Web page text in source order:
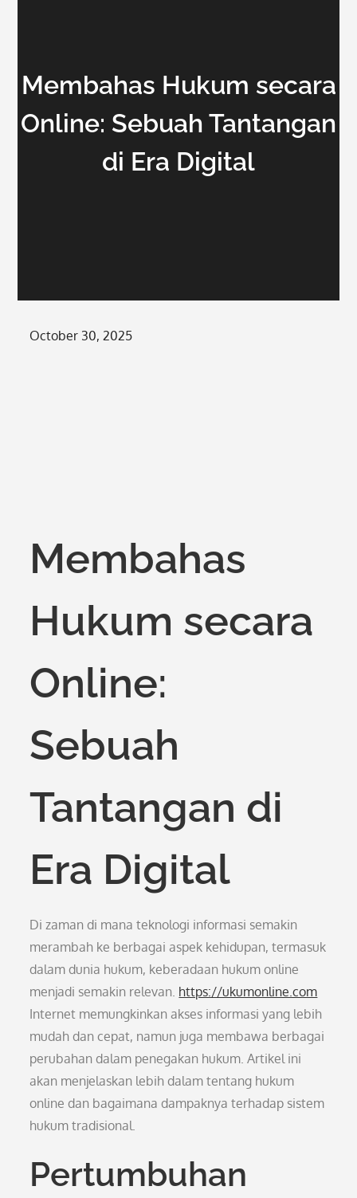
Membahas Hukum secara
Online: Sebuah Tantangan
di Era Digital
Posted
October 30, 2025
Membahas
Hukum secara
Online:
Sebuah
Tantangan di
Era Digital
Di zaman di mana teknologi informasi semakin
merambah ke berbagai aspek kehidupan, termasuk
dalam dunia hukum, keberadaan hukum online
menjadi semakin relevan. https://ukumonline.com
Internet memungkinkan akses informasi yang lebih
mudah dan cepat, namun juga membawa berbagai
perubahan dalam penegakan hukum. Artikel ini
akan menjelaskan lebih dalam tentang hukum
online dan bagaimana dampaknya terhadap sistem
hukum tradisional.
Pertumbuhan